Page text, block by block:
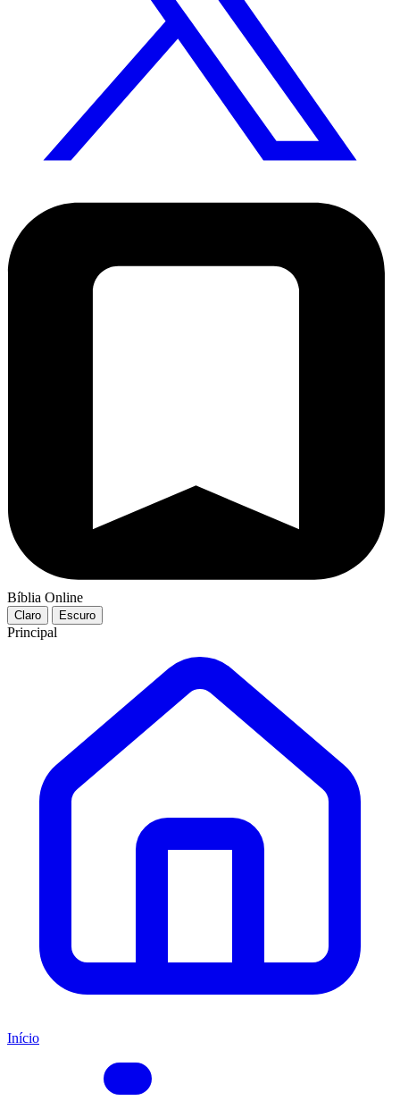
Bíblia Online
Claro Escuro
Principal
Início